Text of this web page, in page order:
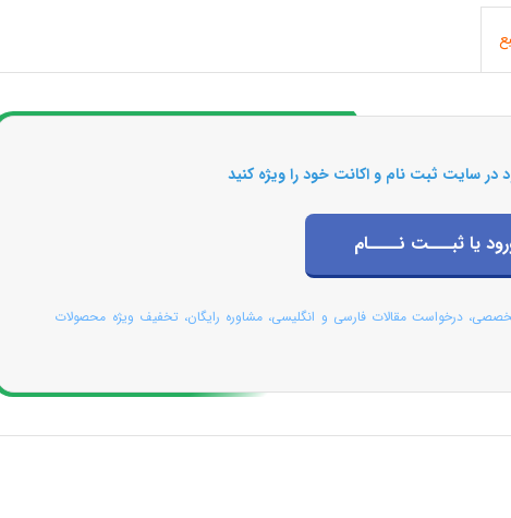
در سایت ثبت نام و اکانت خود را ویژه کنید
یا ثبـــت نــــام
درخواست مقالات فارسی و انگلیسی، مشاوره رایگان، تخفیف ویژه محصولات